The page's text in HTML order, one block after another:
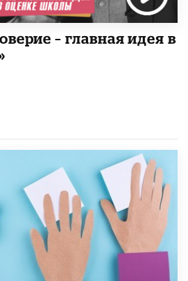
– главная идея в